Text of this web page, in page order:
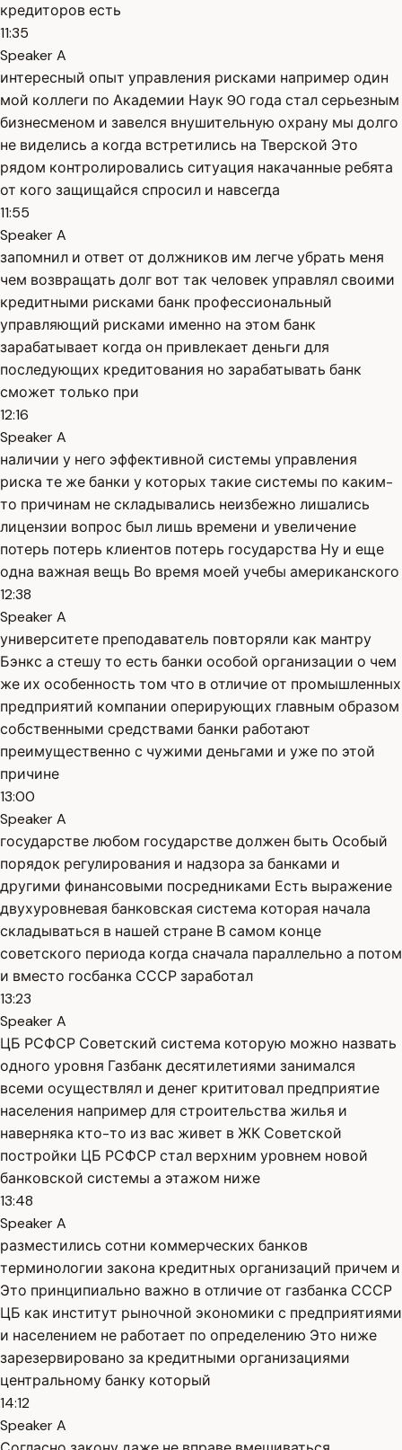
кредиторов есть
11:35
Speaker A
интересный опыт управления рисками например один
мой коллеги по Академии Наук 90 года стал серьезным
бизнесменом и завелся внушительную охрану мы долго
не виделись а когда встретились на Тверской Это
рядом контролировались ситуация накачанные ребята
от кого защищайся спросил и навсегда
11:55
Speaker A
запомнил и ответ от должников им легче убрать меня
чем возвращать долг вот так человек управлял своими
кредитными рисками банк профессиональный
управляющий рисками именно на этом банк
зарабатывает когда он привлекает деньги для
последующих кредитования но зарабатывать банк
сможет только при
12:16
Speaker A
наличии у него эффективной системы управления
риска те же банки у которых такие системы по каким-
то причинам не складывались неизбежно лишались
лицензии вопрос был лишь времени и увеличение
потерь потерь клиентов потерь государства Ну и еще
одна важная вещь Во время моей учебы американского
12:38
Speaker A
университете преподаватель повторяли как мантру
Бэнкс а стешу то есть банки особой организации о чем
же их особенность том что в отличие от промышленных
предприятий компании оперирующих главным образом
собственными средствами банки работают
преимущественно с чужими деньгами и уже по этой
причине
13:00
Speaker A
государстве любом государстве должен быть Особый
порядок регулирования и надзора за банками и
другими финансовыми посредниками Есть выражение
двухуровневая банковская система которая начала
складываться в нашей стране В самом конце
советского периода когда сначала параллельно а потом
и вместо госбанка СССР заработал
13:23
Speaker A
ЦБ РСФСР Советский система которую можно назвать
одного уровня Газбанк десятилетиями занимался
всеми осуществлял и денег крититовал предприятие
населения например для строительства жилья и
наверняка кто-то из вас живет в ЖК Советской
постройки ЦБ РСФСР стал верхним уровнем новой
банковской системы а этажом ниже
13:48
Speaker A
разместились сотни коммерческих банков
терминологии закона кредитных организаций причем и
Это принципиально важно в отличие от газбанка СССР
ЦБ как институт рыночной экономики с предприятиями
и населением не работает по определению Это ниже
зарезервировано за кредитными организациями
центральному банку который
14:12
Speaker A